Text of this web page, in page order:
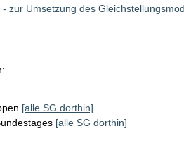
zur Umsetzung des
[alle SG dorthin]
[alle SG dorthin]